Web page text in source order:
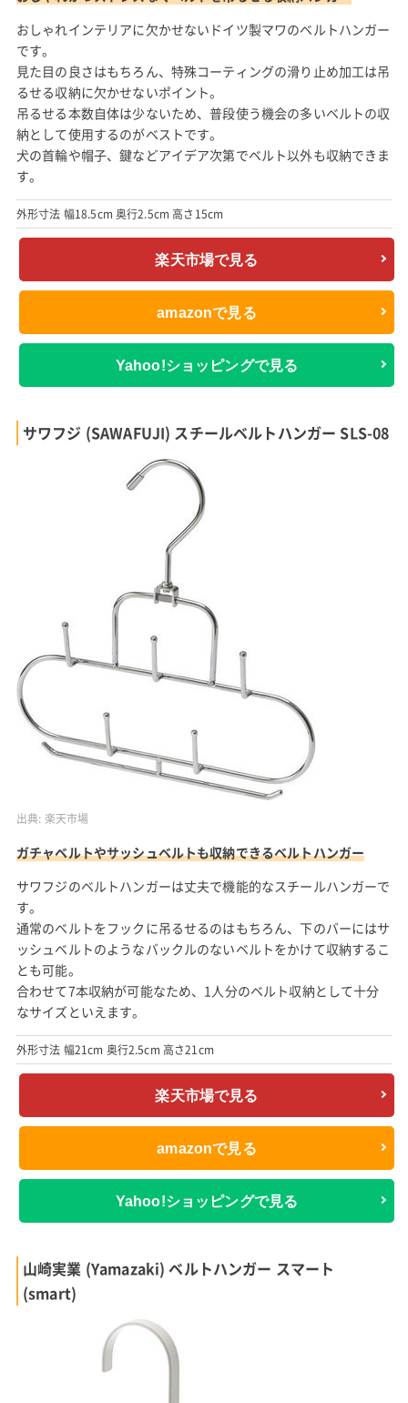
おしゃれインテリアに欠かせないドイツ製マワのベルトハンガー
です。
見た目の良さはもちろん、特殊コーティングの滑り止め加工は吊
るせる収納に欠かせないポイント。
吊るせる本数自体は少ないため、普段使う機会の多いベルトの収
納として使用するのがベストです。
犬の首輪や帽子、鍵などアイデア次第でベルト以外も収納できま
す。
外形寸法 幅18.5cm 奥行2.5cm 高さ15cm
楽天市場で見る
amazonで見る
Yahoo!ショッピングで見る
サワフジ (SAWAFUJI) スチールベルトハンガー SLS-08
出典: 楽天市場
ガチャベルトやサッシュベルトも収納できるベルトハンガー
サワフジのベルトハンガーは丈夫で機能的なスチールハンガーで
す。
通常のベルトをフックに吊るせるのはもちろん、下のバーにはサ
ッシュベルトのようなバックルのないベルトをかけて収納するこ
とも可能。
合わせて7本収納が可能なため、1人分のベルト収納として十分
なサイズといえます。
外形寸法 幅21cm 奥行2.5cm 高さ21cm
楽天市場で見る
amazonで見る
Yahoo!ショッピングで見る
山崎実業 (Yamazaki) ベルトハンガー スマート
(smart)